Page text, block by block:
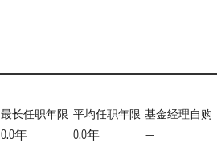
最长任职年限
0.0年
平均任职年限
0.0年
基金经理自购
—